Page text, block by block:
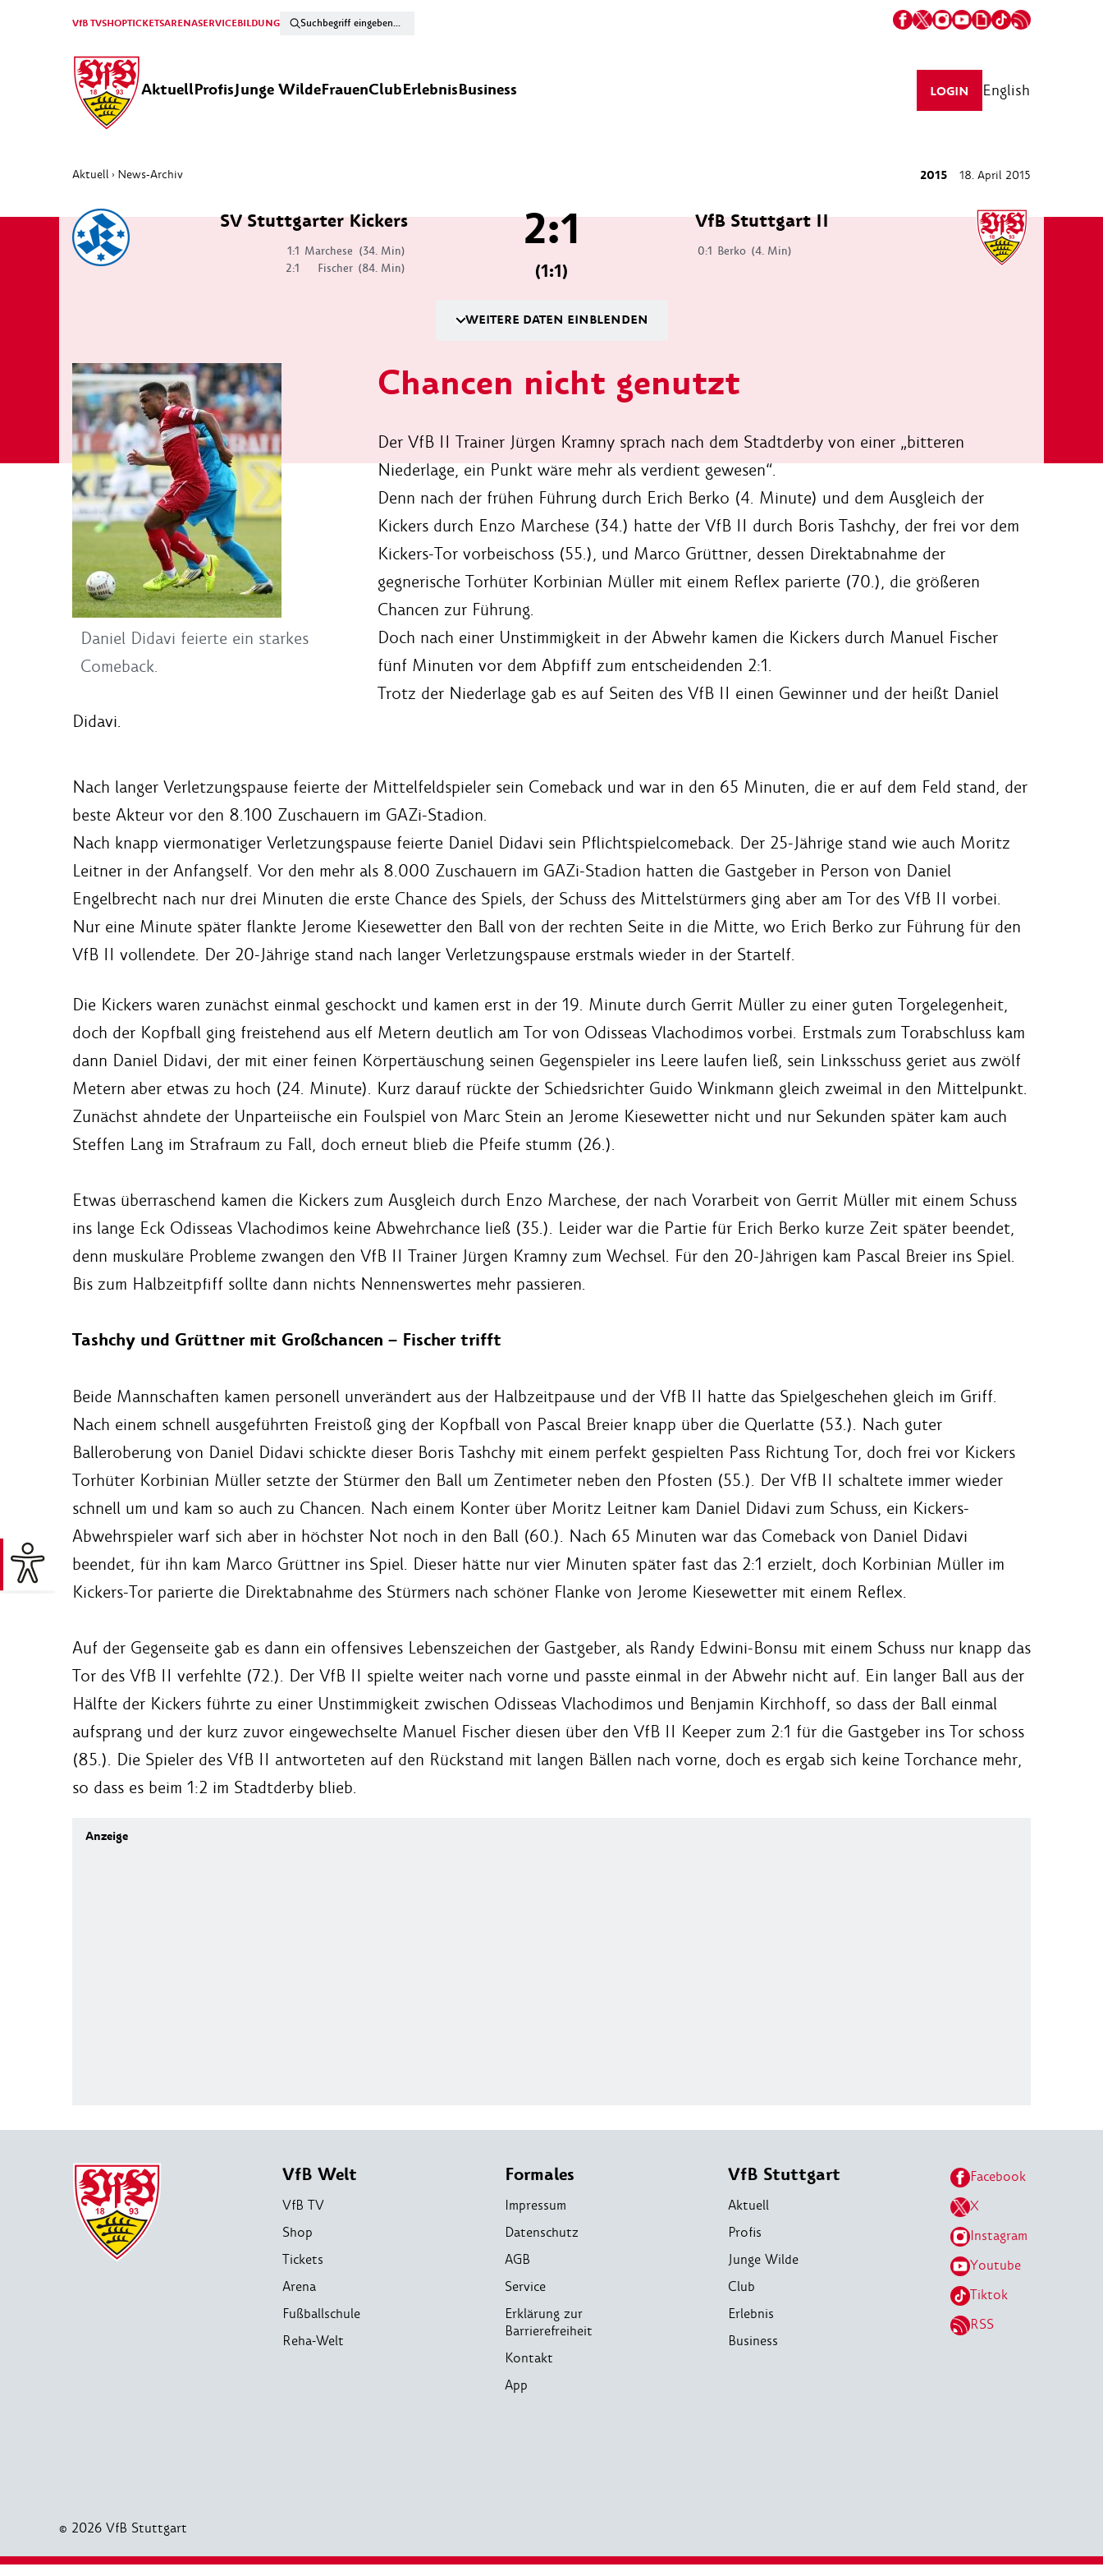
VfB TVSHOPTICKETSARENASERVICEBILDUNG
AktuellProfisJunge WildeFrauenClubErlebnisBusiness LOGIN English
Aktuell › News-Archiv 2015 18. April 2015
SV Stuttgarter Kickers
1:1 Marchese (34. Min)
2:1
Fischer (84. Min)
VfB Stuttgart II
0:1 Berko (4. Min)
2:1
(1:1)
WEITERE DATEN EINBLENDEN
Daniel Didavi feierte ein starkes
Comeback.
Chancen nicht genutzt
Der VfB II Trainer Jürgen Kramny sprach nach dem Stadtderby von einer „bitteren
Niederlage, ein Punkt wäre mehr als verdient gewesen“.
Denn nach der frühen Führung durch Erich Berko (4. Minute) und dem Ausgleich der
Kickers durch Enzo Marchese (34.) hatte der VfB II durch Boris Tashchy, der frei vor dem
Kickers-Tor vorbeischoss (55.), und Marco Grüttner, dessen Direktabnahme der
gegnerische Torhüter Korbinian Müller mit einem Reflex parierte (70.), die größeren
Chancen zur Führung.
Doch nach einer Unstimmigkeit in der Abwehr kamen die Kickers durch Manuel Fischer
fünf Minuten vor dem Abpfiff zum entscheidenden 2:1.
Trotz der Niederlage gab es auf Seiten des VfB II einen Gewinner und der heißt Daniel
Didavi.
Nach langer Verletzungspause feierte der Mittelfeldspieler sein Comeback und war in den 65 Minuten, die er auf dem Feld stand, der
beste Akteur vor den 8.100 Zuschauern im GAZi-Stadion.
Nach knapp viermonatiger Verletzungspause feierte Daniel Didavi sein Pflichtspielcomeback. Der 25-Jährige stand wie auch Moritz
Leitner in der Anfangself. Vor den mehr als 8.000 Zuschauern im GAZi-Stadion hatten die Gastgeber in Person von Daniel
Engelbrecht nach nur drei Minuten die erste Chance des Spiels, der Schuss des Mittelstürmers ging aber am Tor des VfB II vorbei.
Nur eine Minute später flankte Jerome Kiesewetter den Ball von der rechten Seite in die Mitte, wo Erich Berko zur Führung für den
VfB II vollendete. Der 20-Jährige stand nach langer Verletzungspause erstmals wieder in der Startelf.
Die Kickers waren zunächst einmal geschockt und kamen erst in der 19. Minute durch Gerrit Müller zu einer guten Torgelegenheit,
doch der Kopfball ging freistehend aus elf Metern deutlich am Tor von Odisseas Vlachodimos vorbei. Erstmals zum Torabschluss kam
dann Daniel Didavi, der mit einer feinen Körpertäuschung seinen Gegenspieler ins Leere laufen ließ, sein Linksschuss geriet aus zwölf
Metern aber etwas zu hoch (24. Minute). Kurz darauf rückte der Schiedsrichter Guido Winkmann gleich zweimal in den Mittelpunkt.
Zunächst ahndete der Unparteiische ein Foulspiel von Marc Stein an Jerome Kiesewetter nicht und nur Sekunden später kam auch
Steffen Lang im Strafraum zu Fall, doch erneut blieb die Pfeife stumm (26.).
Etwas überraschend kamen die Kickers zum Ausgleich durch Enzo Marchese, der nach Vorarbeit von Gerrit Müller mit einem Schuss
ins lange Eck Odisseas Vlachodimos keine Abwehrchance ließ (35.). Leider war die Partie für Erich Berko kurze Zeit später beendet,
denn muskuläre Probleme zwangen den VfB II Trainer Jürgen Kramny zum Wechsel. Für den 20-Jährigen kam Pascal Breier ins Spiel.
Bis zum Halbzeitpfiff sollte dann nichts Nennenswertes mehr passieren.
Tashchy und Grüttner mit Großchancen – Fischer trifft
Beide Mannschaften kamen personell unverändert aus der Halbzeitpause und der VfB II hatte das Spielgeschehen gleich im Griff.
Nach einem schnell ausgeführten Freistoß ging der Kopfball von Pascal Breier knapp über die Querlatte (53.). Nach guter
Balleroberung von Daniel Didavi schickte dieser Boris Tashchy mit einem perfekt gespielten Pass Richtung Tor, doch frei vor Kickers
Torhüter Korbinian Müller setzte der Stürmer den Ball um Zentimeter neben den Pfosten (55.). Der VfB II schaltete immer wieder
schnell um und kam so auch zu Chancen. Nach einem Konter über Moritz Leitner kam Daniel Didavi zum Schuss, ein Kickers-
Abwehrspieler warf sich aber in höchster Not noch in den Ball (60.). Nach 65 Minuten war das Comeback von Daniel Didavi
beendet, für ihn kam Marco Grüttner ins Spiel. Dieser hätte nur vier Minuten später fast das 2:1 erzielt, doch Korbinian Müller im
Kickers-Tor parierte die Direktabnahme des Stürmers nach schöner Flanke von Jerome Kiesewetter mit einem Reflex.
Auf der Gegenseite gab es dann ein offensives Lebenszeichen der Gastgeber, als Randy Edwini-Bonsu mit einem Schuss nur knapp das
Tor des VfB II verfehlte (72.). Der VfB II spielte weiter nach vorne und passte einmal in der Abwehr nicht auf. Ein langer Ball aus der
Hälfte der Kickers führte zu einer Unstimmigkeit zwischen Odisseas Vlachodimos und Benjamin Kirchhoff, so dass der Ball einmal
aufsprang und der kurz zuvor eingewechselte Manuel Fischer diesen über den VfB II Keeper zum 2:1 für die Gastgeber ins Tor schoss
(85.). Die Spieler des VfB II antworteten auf den Rückstand mit langen Bällen nach vorne, doch es ergab sich keine Torchance mehr,
so dass es beim 1:2 im Stadtderby blieb.
VfB Welt
VfB TV
Shop
Tickets
Arena
Fußballschule
Reha-Welt
Formales
Impressum
Datenschutz
AGB
Service
Erklärung zur
Barrierefreiheit
Kontakt
App
VfB Stuttgart
Aktuell
Profis
Junge Wilde
Club
Erlebnis
Business
Facebook
X
Instagram
Youtube
Tiktok
RSS
© 2026 VfB Stuttgart